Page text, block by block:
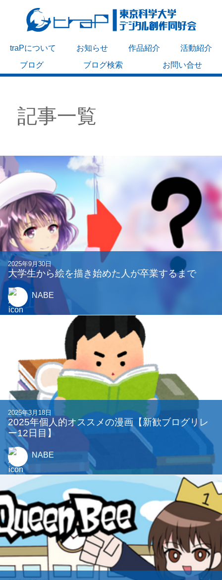
traPについて お知らせ 作品紹介
活動紹介
ブログ
ブログ検索 お問い合せ
記事一覧
2025年9月30日
大学生から絵を描き始めた人が卒業するまで
NABE
2025年3月18日
2025年個人的オススメの漫画【新歓ブログリレ
ー12日目】
NABE